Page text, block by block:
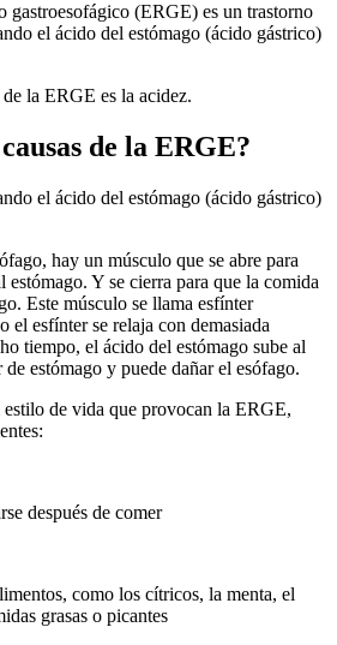
gastroesofágico (ERGE) es un trastorno
el ácido del estómago (ácido gástrico)
la ERGE es la acidez.
de la ERGE?
el ácido del estómago (ácido gástrico)
hay un músculo que se abre para
estómago. Y se cierra para que la comida
Este músculo se llama esfínter
el esfínter se relaja con demasiada
tiempo, el ácido del estómago sube al
estómago y puede dañar el esófago.
de vida que provocan la ERGE,
después de comer
como los cítricos, la menta, el
grasas o picantes